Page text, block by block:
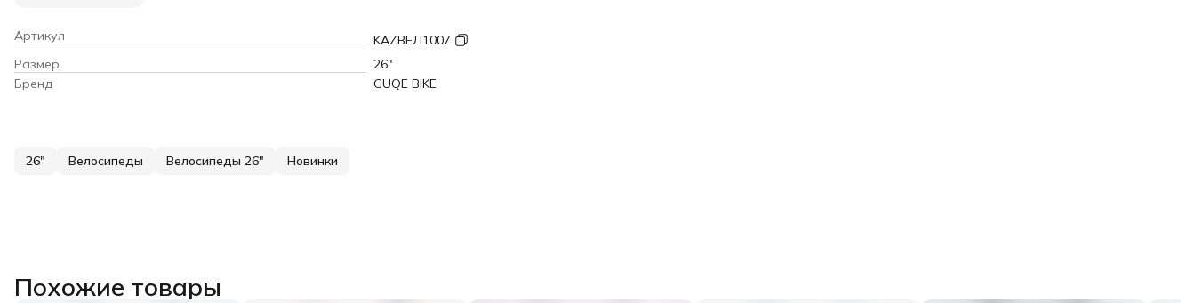
Артикул
KAZВЕЛ1007
Размер
26"
Бренд
GUQE BIKE
26" Велосипеды Велосипеды 26" Новинки
Похожие товары